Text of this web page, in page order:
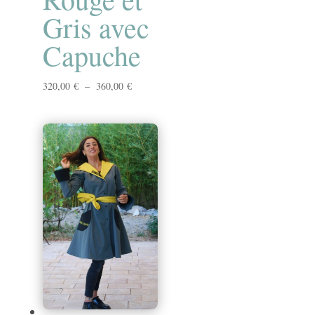
Gris avec
Capuche
320,00 € – 360,00 €Plage
prix :
320,00 €
à
360,00 €